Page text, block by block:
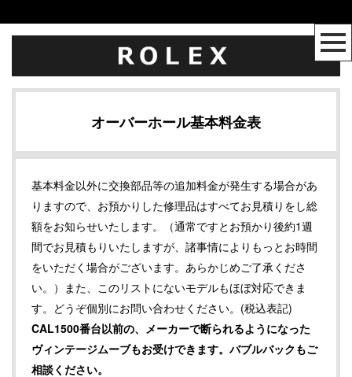
オーバーホール基本料金表
基本料金以外に交換部品等の追加料金が発生する場合があ
りますので、お預かりした修理品はすべてお見積りをし総
額をお知らせいたします。（通常ですとお預かり後約1週
間でお見積もりいたしますが、諸事情によりもっとお時間
をいただく場合がございます。あらかじめご了承くださ
い。）また、このリストにないモデルもほぼ対応できま
す。どうぞ個別にお問い合わせください。(税込表記)
CAL1500番台以前の、メーカーで断られるようになった
ヴィンテージムーブもお受けできます。バブルバックもご
相談ください。